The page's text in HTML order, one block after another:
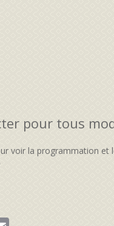
pour tous
voir la programmation et